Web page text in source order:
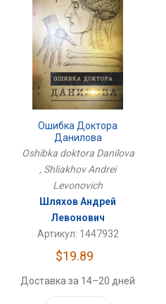
Ошибка Доктора
Данилова
Oshibka doktora Danilova
, Shliakhov Andrei
Levonovich
Шляхов Андрей
Левонович
Артикул: 1447932
$19.89
Доставка за 14–20 дней